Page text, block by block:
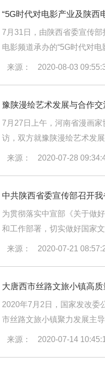
7月31日，由陕西省委宣传
电影频道承办的“5G时代对
影电影圈子成功举办。 【详情
来源： 2020-08-03
豫陕漫绘艺术发展与合作
7月27日上午，河南省漫画
访，双方就豫陕漫绘艺术发
会议。
【详情】
来源： 2020-07-28
中共陕西省委宣传部召开
为贯彻落实中宣部《关于做
和工作部署，切实做好国家
陕西省委宣传部召开我省“
来源： 2020-07-21
大唐西市丝路文旅小镇高
2020年7月2日，国家发改委
市丝路文旅小镇聚力发展主
广。【详情】
来源： 2020-07-14